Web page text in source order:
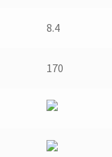
8.4
170